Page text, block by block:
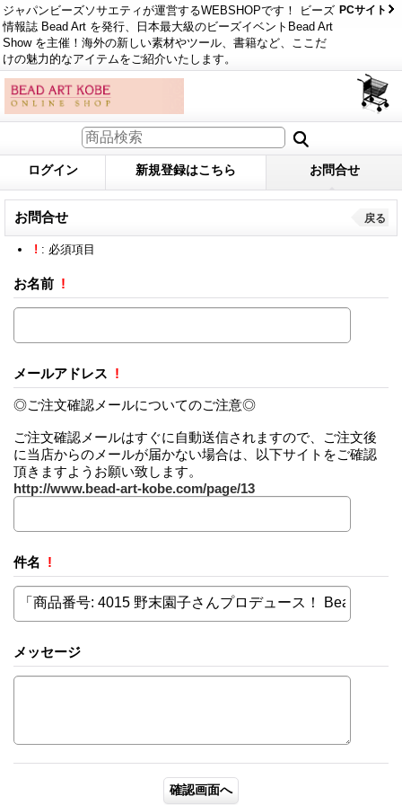
ジャパンビーズソサエティが運営するWEBSHOPです！ ビーズ
情報誌 Bead Art を発行、日本最大級のビーズイベントBead Art
Show を主催！海外の新しい素材やツール、書籍など、ここだ
けの魅力的なアイテムをご紹介いたします。
PCサイト
ログイン 新規登録はこちら お問合せ
お問合せ 戻る
! : 必須項目
お名前 !
メールアドレス !
◎ご注文確認メールについてのご注意◎
ご注文確認メールはすぐに自動送信されますので、ご注文後
に当店からのメールが届かない場合は、以下サイトをご確認
頂きますようお願い致します。
http://www.bead-art-kobe.com/page/13
件名 !
メッセージ